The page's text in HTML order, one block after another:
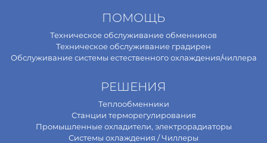
ПОМОЩЬ
Техническое обслуживание обменников
Техническое обслуживание градирен
Обслуживание системы естественного охлаждения/чиллера
РЕШЕНИЯ
Теплообменники
Станции терморегулирования
Промышленные охладители, электрорадиаторы
Системы охлаждения / Чиллеры